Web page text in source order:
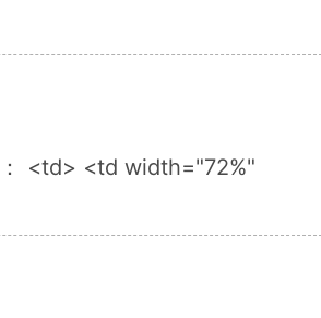
<td> <td width="72%"